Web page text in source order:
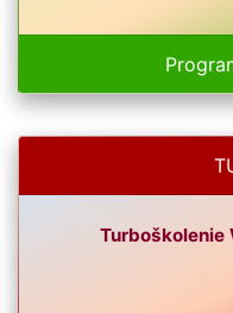
Turboškolenie